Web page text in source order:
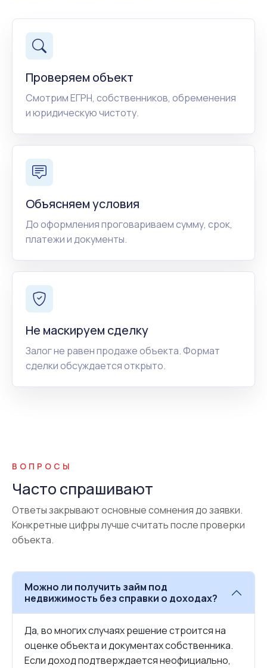
Проверяем объект
Смотрим ЕГРН, собственников, обременения
и юридическую чистоту.
Объясняем условия
До оформления проговариваем сумму, срок,
платежи и документы.
Не маскируем сделку
Залог не равен продаже объекта. Формат
сделки обсуждается открыто.
ВОПРОСЫ
Часто спрашивают
Ответы закрывают основные сомнения до заявки.
Конкретные цифры лучше считать после проверки
объекта.
Можно ли получить займ под
недвижимость без справки о доходах?
Да, во многих случаях решение строится на
оценке объекта и документах собственника.
Если доход подтверждается неофициально,